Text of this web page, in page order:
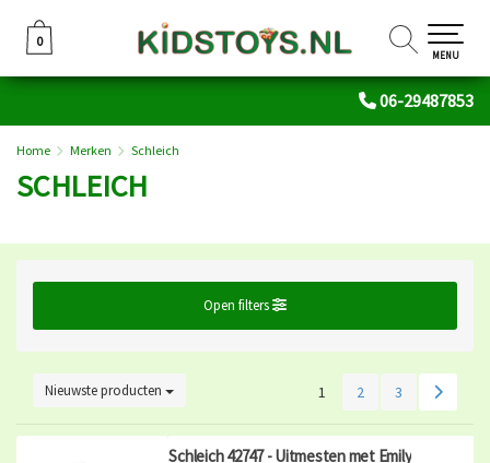
06-29487853
0
0
MENU
Home Merken Schleich
SCHLEICH
Open filters
Nieuwste producten 1 2 3
Schleich 42747 - Uitmesten met Emily